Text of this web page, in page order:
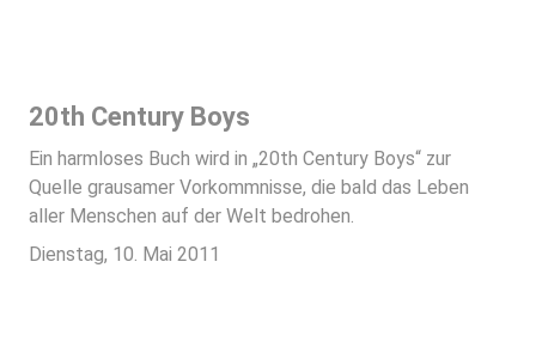
20th Century Boys
Ein harmloses Buch wird in „20th Century Boys“ zur
Quelle grausamer Vorkommnisse, die bald das Leben
aller Menschen auf der Welt bedrohen.
Dienstag, 10. Mai 2011